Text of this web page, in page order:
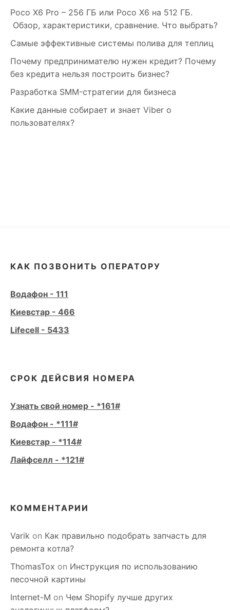
Poco X6 Pro – 256 ГБ или Poco X6 на 512 ГБ.
Обзор, характеристики, сравнение. Что выбрать?
Самые эффективные системы полива для теплиц
Почему предпринимателю нужен кредит? Почему
без кредита нельзя построить бизнес?
Разработка SMM-стратегии для бизнеса
Какие данные собирает и знает Viber о
пользователях?
КАК ПОЗВОНИТЬ ОПЕРАТОРУ
Водафон - 111
Киевстар - 466
Lifecell - 5433
СРОК ДЕЙСВИЯ НОМЕРА
Узнать свой номер - *161#
Водафон - *111#
Киевстар - *114#
Лайфселл - *121#
КОММЕНТАРИИ
Varik on Как правильно подобрать запчасть для
ремонта котла?
ThomasTox on Инструкция по использованию
песочной картины
Internet-M on Чем Shopify лучше других